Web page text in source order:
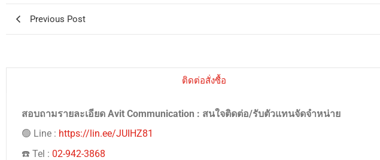
Previous Post
ติดต่อสั่งซื้อ
สอบถามรายละเอียด Avit Communication : สนใจติดต่อ/รับตัวแทนจัดจำหน่าย
🟢 Line : https://lin.ee/JUIHZ81
☎️ Tel : 02-942-3868